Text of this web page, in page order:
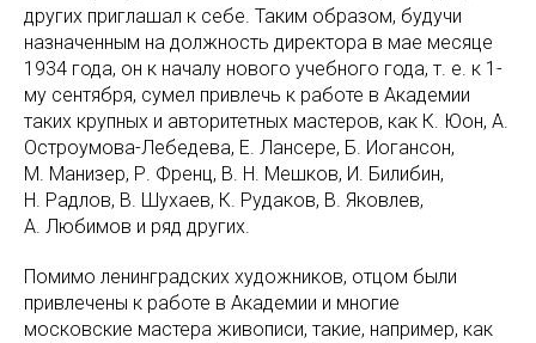
других приглашал к себе. Таким образом, будучи
назначенным на должность директора в мае месяце
1934 года, он к началу нового учебного года, т. е. к 1-
му сентября, сумел привлечь к работе в Академии
таких крупных и авторитетных мастеров, как К. Юон, А.
Остроумова-Лебедева, Е. Лансере, Б. Иогансон,
М. Манизер, Р. Френц, В. Н. Мешков, И. Билибин,
Н. Радлов, В. Шухаев, К. Рудаков, В. Яковлев,
А. Любимов и ряд других.
Помимо ленинградских художников, отцом были
привлечены к работе в Академии и многие
московские мастера живописи, такие, например, как